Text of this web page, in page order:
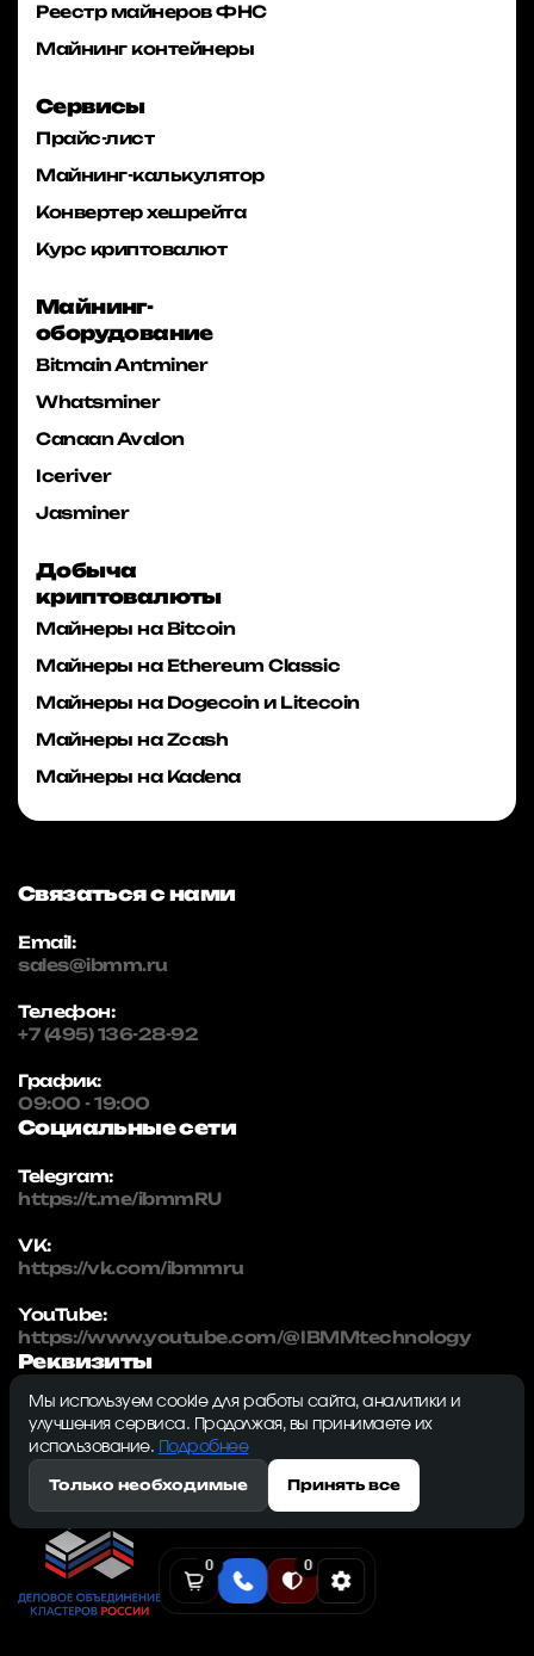
0 0
Реестр майнеров ФНС
Майнинг контейнеры
Сервисы
Прайс-лист
Майнинг-калькулятор
Конвертер хешрейта
Курс криптовалют
Майнинг-
оборудование
Bitmain Antminer
Whatsminer
Canaan Avalon
Iceriver
Jasminer
Добыча
криптовалюты
Майнеры на Bitcoin
Майнеры на Ethereum Classic
Майнеры на Dogecoin и Litecoin
Майнеры на Zcash
Майнеры на Kadena
Связаться с нами
Email:
sales@ibmm.ru
Телефон:
+7 (495) 136-28-92
График:
09:00 - 19:00
Социальные сети
Telegram:
https://t.me/ibmmRU
VK:
https://vk.com/ibmmru
YouTube:
https://www.youtube.com/@IBMMtechnology
Реквизиты
IBMM | technology
ИНН: 5032334982
ОГРН: 1215000115230
143009, Московская область, г. Одинцово, ул.
Мы используем cookie для работы сайта, аналитики и
улучшения сервиса. Продолжая, вы принимаете их
использование.
Подробнее
Только необходимые Принять все